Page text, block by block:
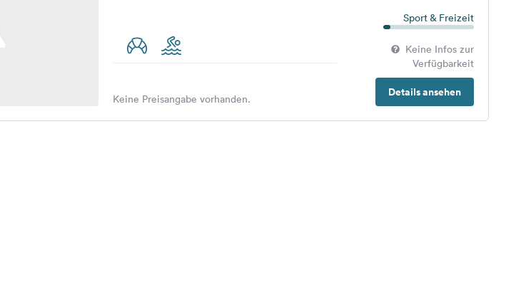
Sport & Freizeit
Keine Infos zur
Verfügbarkeit
Details ansehen
Keine Preisangabe vorhanden.